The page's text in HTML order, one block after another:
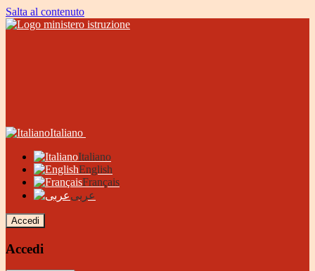
Salta al contenuto
Italiano
Italiano
English
Français
عربى
Accedi
Accedi